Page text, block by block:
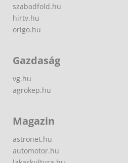
szabadfold.hu
hirtv.hu
origo.hu
Gazdaság
vg.hu
agrokep.hu
Magazin
astronet.hu
automotor.hu